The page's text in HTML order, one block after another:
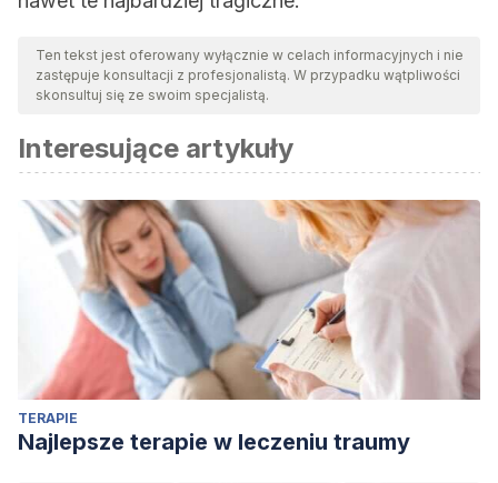
Ten tekst jest oferowany wyłącznie w celach informacyjnych i nie
zastępuje konsultacji z profesjonalistą. W przypadku wątpliwości
skonsultuj się ze swoim specjalistą.
Interesujące artykuły
TERAPIE
Najlepsze terapie w leczeniu traumy